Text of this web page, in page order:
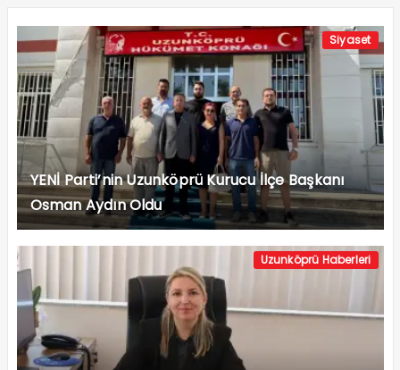
Siyaset
YENİ Parti’nin Uzunköprü Kurucu İlçe Başkanı
Osman Aydın Oldu
Uzunköprü Haberleri